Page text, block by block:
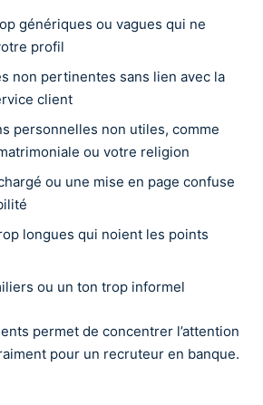
génériques ou vagues qui ne
profil
non pertinentes sans lien avec la
client
personnelles non utiles, comme
ou votre religion
ou une mise en page confuse
longues qui noient les points
ou un ton trop informel
permet de concentrer l’attention
pour un recruteur en banque.